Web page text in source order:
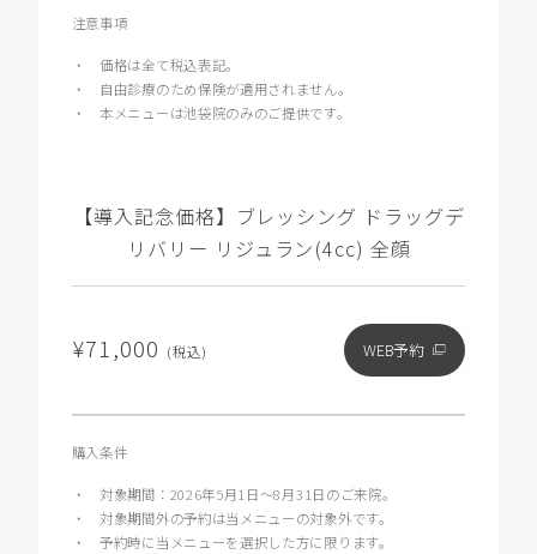
注意事項
・価格は全て税込表記。
・
自由診療のため保険が適用されません。
・本メニューは池袋院のみのご提供です。
【導入記念価格】ブレッシング ドラッグデ
リバリー リジュラン(4cc) 全顔
¥71,000 (税込) WEB予約
購入条件
・ 対象期間：2026年5月1日〜8月31日のご来院。
・ 対象期間外の予約は当メニューの対象外です。
・予約時に当メニューを選択した方に限ります。